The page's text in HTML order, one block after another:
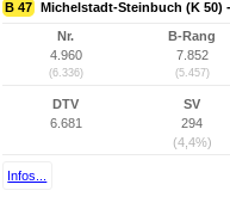
B 47 Michelstadt-Steinbuch (K 50)
Nr.
4.960
(6.336)
B-Rang
7.852
(5.457)
DTV
6.681
SV
294
(4,4%)
Infos...